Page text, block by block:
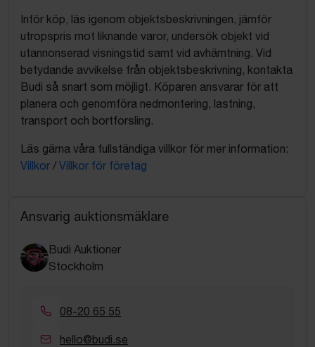
Inför köp, läs igenom objektsbeskrivningen, jämför
utropspris mot liknande varor, undersök objekt vid
utannonserad visningstid samt vid avhämtning. Vid
betydande avvikelse från objektsbeskrivning, kontakta
Budi så snart som möjligt. Köparen ansvarar för att
planera och genomföra nedmontering, lastning,
transport och bortforsling.
Läs gärna våra fullständiga villkor för mer information:
Villkor / Villkor för företag
Ansvarig auktionsmäklare
Budi Auktioner
Stockholm
08-20 65 55
hello@budi.se